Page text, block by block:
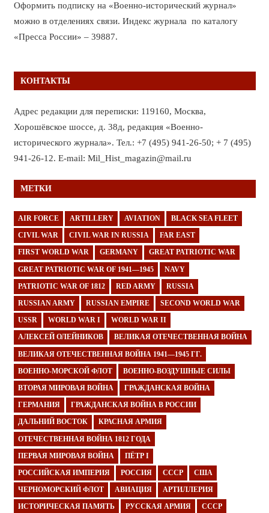
Оформить подписку на «Военно-исторический журнал»
можно в отделениях связи. Индекс журнала по каталогу
«Пресса России» – 39887.
КОНТАКТЫ
Адрес редакции для переписки: 119160, Москва,
Хорошёвское шоссе, д. 38д, редакция «Военно-
исторического журнала». Тел.: +7 (495) 941-26-50; + 7 (495)
941-26-12. E-mail: Mil_Hist_magazin@mail.ru
МЕТКИ
AIR FORCE ARTILLERY AVIATION BLACK SEA FLEET
CIVIL WAR CIVIL WAR IN RUSSIA FAR EAST
FIRST WORLD WAR GERMANY GREAT PATRIOTIC WAR
GREAT PATRIOTIC WAR OF 1941—1945 NAVY
PATRIOTIC WAR OF 1812 RED ARMY RUSSIA
RUSSIAN ARMY RUSSIAN EMPIRE SECOND WORLD WAR
USSR WORLD WAR I WORLD WAR II
АЛЕКСЕЙ ОЛЕЙНИКОВ ВЕЛИКАЯ ОТЕЧЕСТВЕННАЯ ВОЙНА
ВЕЛИКАЯ ОТЕЧЕСТВЕННАЯ ВОЙНА 1941—1945 ГГ.
ВОЕННО-МОРСКОЙ ФЛОТ ВОЕННО-ВОЗДУШНЫЕ СИЛЫ
ВТОРАЯ МИРОВАЯ ВОЙНА ГРАЖДАНСКАЯ ВОЙНА
ГЕРМАНИЯ ГРАЖДАНСКАЯ ВОЙНА В РОССИИ
ДАЛЬНИЙ ВОСТОК КРАСНАЯ АРМИЯ
ОТЕЧЕСТВЕННАЯ ВОЙНА 1812 ГОДА
ПЕРВАЯ МИРОВАЯ ВОЙНА ПЁТР I
РОССИЙСКАЯ ИМПЕРИЯ РОССИЯ СССР США
ЧЕРНОМОРСКИЙ ФЛОТ АВИАЦИЯ АРТИЛЛЕРИЯ
ИСТОРИЧЕСКАЯ ПАМЯТЬ РУССКАЯ АРМИЯ СССР